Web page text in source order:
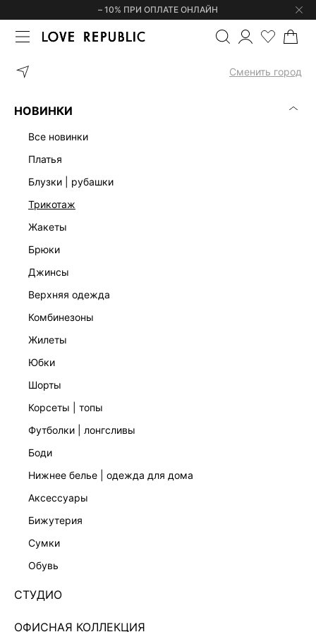
– 10% ПРИ ОПЛАТЕ ОНЛАЙН
Сменить город
НОВИНКИ
все новинки
платья
блузки | рубашки
трикотаж
жакеты
брюки
джинсы
верхняя одежда
комбинезоны
жилеты
юбки
шорты
корсеты | топы
футболки | лонгсливы
боди
нижнее белье | одежда для дома
аксессуары
бижутерия
сумки
обувь
СТУДИО
ОФИСНАЯ КОЛЛЕКЦИЯ
ГЛАВНАЯ ЖИЛЕТ С ОТКРЫТОЙ СПИНОЙ
ЭКСКЛЮЗИВНО ОНЛАЙН
ЖИЛЕТ С ОТКРЫТОЙ СПИНОЙ 5357001316-176
Нет в наличии
ЦВЕТ:РОЗОВЫЙ